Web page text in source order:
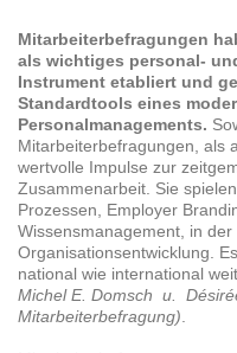
Mitarbeiterbefragungen
als wichtiges personal-
Instrument etabliert und
Standardtools eines
Personalmanagements.
Mitarbeiterbefragungen, als
wertvolle Impulse zur
Zusammenarbeit. Sie
Prozessen, Employer
Wissensmanagement, in der
Organisationsentwicklung.
national wie international
Michel E. Domsch u.
Mitarbeiterbefragung)